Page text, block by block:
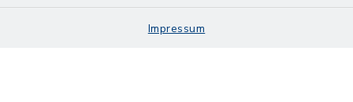
Impressum
Sitemap